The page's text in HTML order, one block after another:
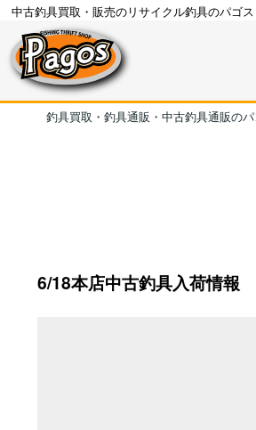
中古釣具買取・販売のリサイクル釣具のパゴス
釣具買取・釣具通販・中古釣具通販の
6/18本店中古釣具入荷情報